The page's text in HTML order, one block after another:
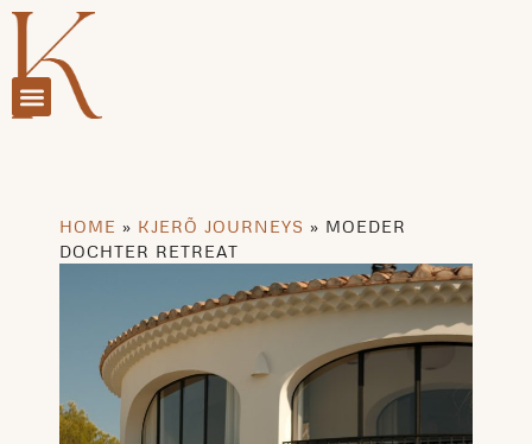
HOME » KJERÕ JOURNEYS » MOEDER
DOCHTER RETREAT